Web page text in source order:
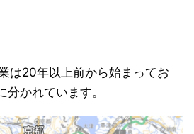
は20年以上前から始まってお
分かれています。